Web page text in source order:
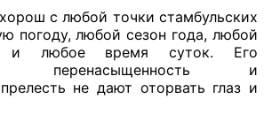
с любой точки стамбульских
погоду, любой сезон года, любой
и любое время суток. Его
перенасыщенность и
не дают оторвать глаз и